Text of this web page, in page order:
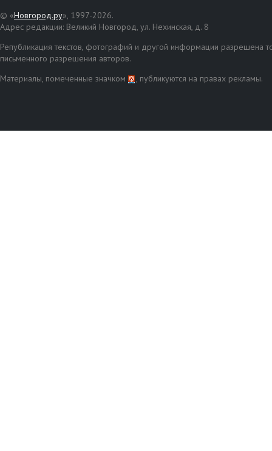
© «Новгород.ру», 1997-2026.
Адрес редакции: Великий Новгород, ул. Нехинская, д. 8
Републикация текстов, фотографий и другой информации разрешена
письменного разрешения авторов.
Материалы, помеченные значком
, публикуются на правах рекламы.